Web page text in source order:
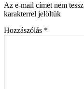
Az e-mail címet nem
karakterrel jelöltük
Hozzászólás *